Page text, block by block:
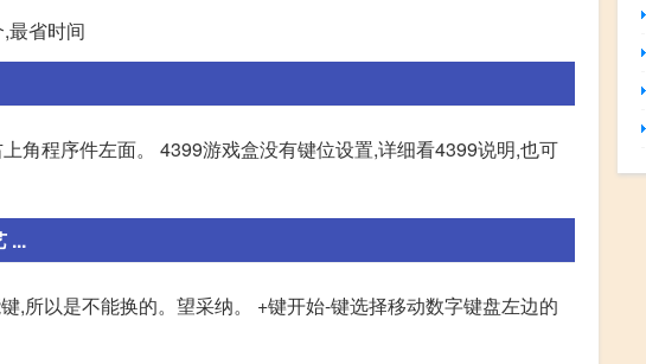
最省时间
角程序件左面。 4399游戏盒没有键位设置,详细看4399说明,也可
...
,所以是不能换的。望采纳。 +键开始-键选择移动数字键盘左边的